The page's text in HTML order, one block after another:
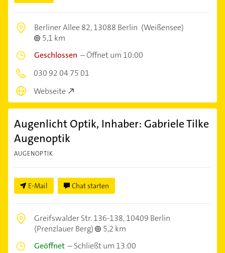
Berliner Allee 82,13088 Berlin (Weißensee)
5,1 km
Geschlossen –Öffnet um 10:00
030 92 04 75 01
Webseite
Augenlicht Optik, Inhaber: Gabriele Tilke
Augenoptik
AUGENOPTIK
E-Mail Chat starten
Greifswalder Str. 136-138,10409 Berlin
(Prenzlauer Berg)
5,2 km
Geöffnet –Schließt um 13:00